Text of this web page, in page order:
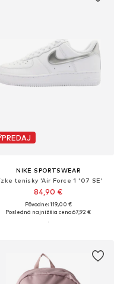
NIKE SPORTSWEAR
tenisky 'Air Force 1 '07 SE'
84,90 €
Pôvodne: 119,00 €
Posledná najnižšia cena:67,92 €